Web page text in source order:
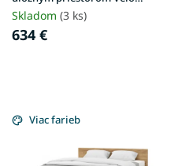
t
o
180x200 - béžová Anthology
Skladom (3 ks)
634 €
Viac farieb